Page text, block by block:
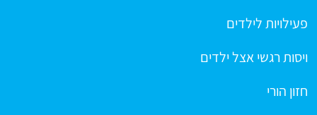
פעילויות לילדים
ויסות רגשי אצל ילדים
חזון הורי